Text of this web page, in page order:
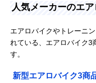
人気メーカーのエ
エアロバイクやトレーニ
れている、エアロバイク3
す。
新型エアロバイク3商